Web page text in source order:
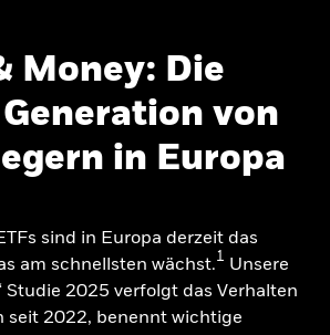
Money: Die
von
in Europa
sind in Europa derzeit das
am schnellsten wächst.1 Unsere
Studie 2025 verfolgt das Verhalten
seit 2022, benennt wichtige